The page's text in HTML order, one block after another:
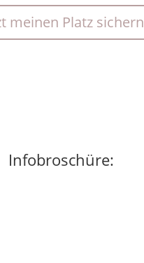
meinen Platz sichern
Infobroschüre: